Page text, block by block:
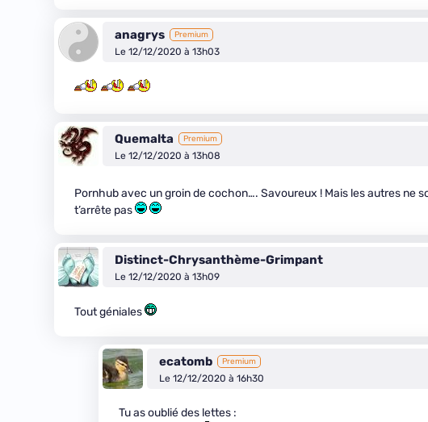
anagrys Premium
Le 12/12/2020 à 13h03
Quemalta Premium
Le 12/12/2020 à 13h08
Pornhub avec un groin de cochon…. Savoureux ! Mais les autres ne
t’arrête pas
Distinct-Chrysanthème-Grimpant
Le 12/12/2020 à 13h09
Tout géniales
ecatomb Premium
Le 12/12/2020 à 16h30
Tu as oublié des lettes :